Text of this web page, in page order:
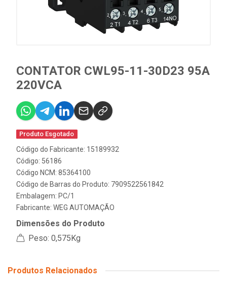
CONTATOR CWL95-11-30D23 95A
220VCA
Produto Esgotado
Código do Fabricante: 15189932
Código: 56186
Código NCM: 85364100
Código de Barras do Produto: 7909522561842
Embalagem: PC/1
Fabricante: WEG AUTOMAÇÃO
Dimensões do Produto
Peso: 0,575Kg
Produtos Relacionados